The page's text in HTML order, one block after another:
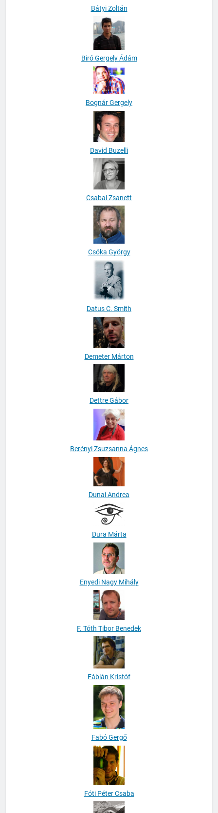
Bátyi Zoltán
Biró Gergely Ádám
Bognár Gergely
David Buzelli
Csabai Zsanett
Csóka György
Datus C. Smith
Demeter Márton
Dettre Gábor
Berényi Zsuzsanna Ágnes
Dunai Andrea
Dura Márta
Enyedi Nagy Mihály
F. Tóth Tibor Benedek
Fábián Kristóf
Fabó Gergő
Fóti Péter Csaba